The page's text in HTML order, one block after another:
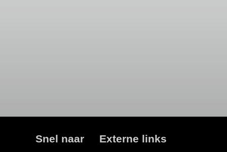
Snel naar Externe links